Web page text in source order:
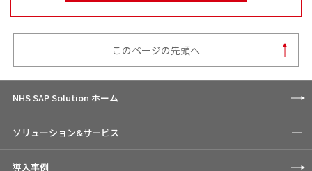
このページの先頭へ
NHS SAP Solution ホーム
ソリューション&サービス
導入事例